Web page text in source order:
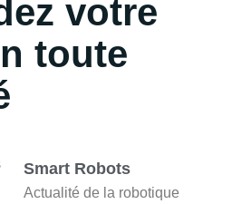
votre
toute
Smart Robots
Actualité de la robotique